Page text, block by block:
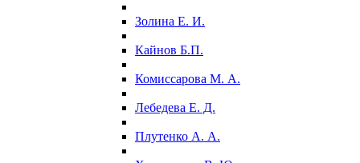
Золина Е. И.
Кайнов Б.П.
Комиссарова М. А.
Лебедева Е. Д.
Плутенко А. А.